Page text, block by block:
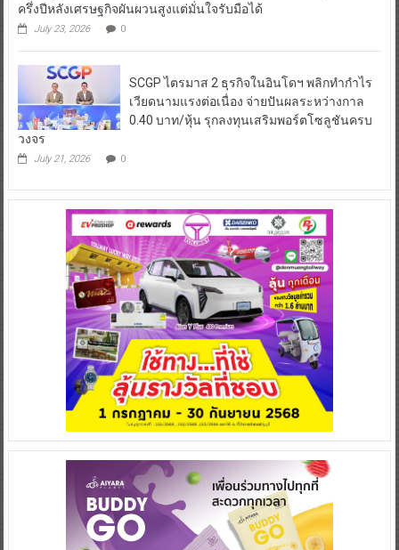
ครึ่งปีหลังเศรษฐกิจผันผวนสูงแต่มั่นใจรับมือได้
July 23, 2026 0
SCGP ไตรมาส 2 ธุรกิจในอินโดฯ พลิกทำกำไร
เวียดนามแรงต่อเนื่อง จ่ายปันผลระหว่างกาล
0.40 บาท/หุ้น รุกลงทุนเสริมพอร์ตโซลูชันครบ
วงจร
July 21, 2026 0